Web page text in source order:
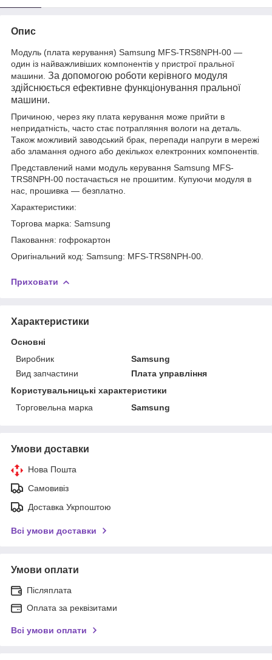
Опис
Модуль (плата керування) Samsung MFS-TRS8NPH-00 —
один із найважливіших компонентів у пристрої пральної
машини. За допомогою роботи керівного модуля
здійснюється ефективне функціонування пральної
машини.
Причиною, через яку плата керування може прийти в
непридатність, часто стає потрапляння вологи на деталь.
Також можливий заводський брак, перепади напруги в мережі
або зламання одного або декількох електронних компонентів.
Представлений нами модуль керування Samsung MFS-
TRS8NPH-00 постачається не прошитим. Купуючи модуля в
нас, прошивка — безплатно.
Характеристики:
Торгова марка: Samsung
Паковання: гофрокартон
Оригінальний код: Samsung: MFS-TRS8NPH-00.
Приховати
Характеристики
Основні
Виробник
Samsung
Вид запчастини
Плата управління
Користувальницькі характеристики
Торговельна марка
Samsung
Умови доставки
Нова Пошта
Самовивіз
Доставка Укрпоштою
Всі умови доставки
Умови оплати
Післяплата
Оплата за реквізитами
Всі умови оплати